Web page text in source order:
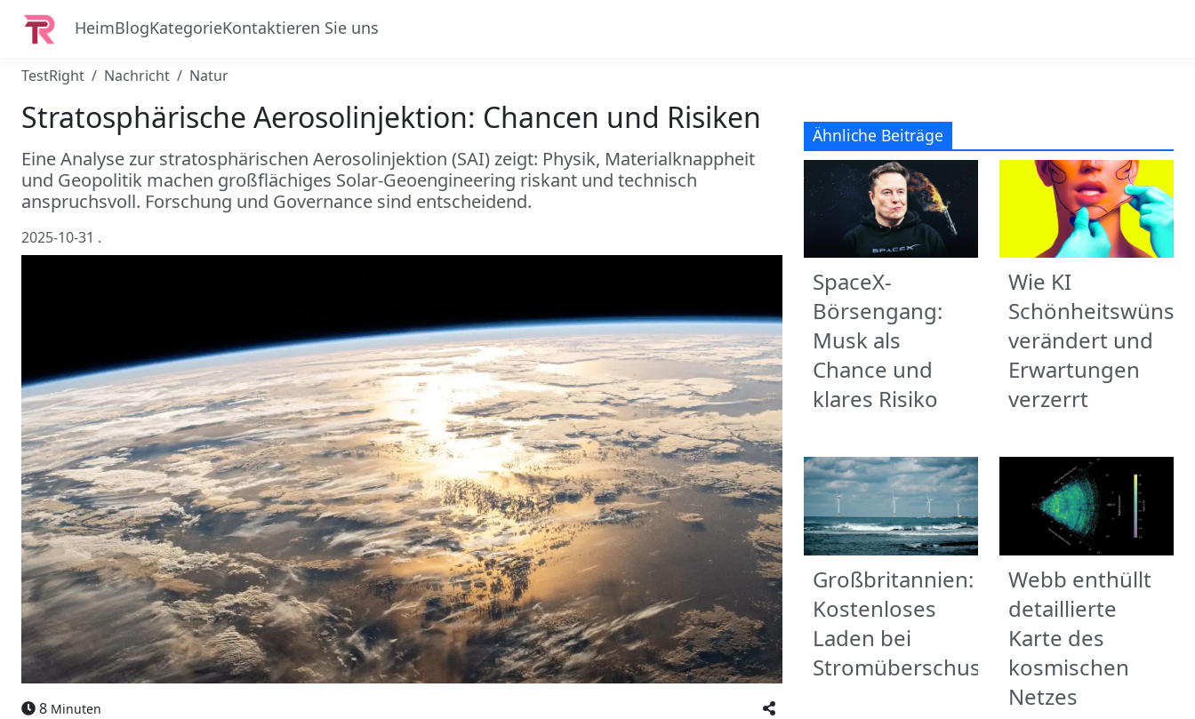
HeimBlogKategorieKontaktieren Sie uns
TestRight Nachricht Natur
Stratosphärische Aerosolinjektion: Chancen und Risiken
Eine Analyse zur stratosphärischen Aerosolinjektion (SAI) zeigt: Physik, Materialknappheit
und Geopolitik machen großflächiges Solar-Geoengineering riskant und technisch
anspruchsvoll. Forschung und Governance sind entscheidend.
2025-10-31 .
8 Minuten
Ähnliche Beiträge
SpaceX-
Börsengang:
Musk als
Chance und
klares Risiko
Wie KI
verändert und
Erwartungen
verzerrt
Großbritannien:
Kostenloses
Laden bei
Stromüberschuss
Webb enthüllt
detaillierte
Karte des
kosmischen
Netzes